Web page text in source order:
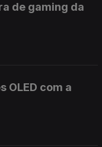
de gaming da
OLED com a